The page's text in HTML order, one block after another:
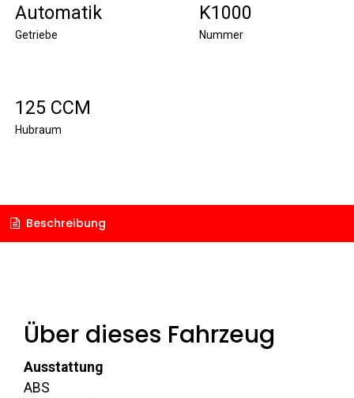
Automatik
Getriebe
K1000
Nummer
125 CCM
Hubraum
Beschreibung
Über dieses Fahrzeug
Ausstattung
ABS